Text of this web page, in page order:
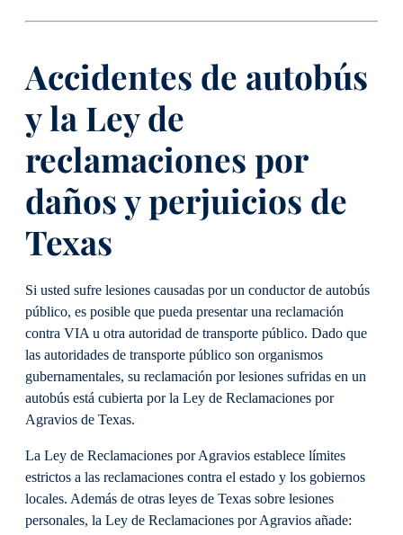
Accidentes de autobús
y la Ley de
reclamaciones por
daños y perjuicios de
Texas
Si usted sufre lesiones causadas por un conductor de autobús
público, es posible que pueda presentar una reclamación
contra VIA u otra autoridad de transporte público. Dado que
las autoridades de transporte público son organismos
gubernamentales, su reclamación por lesiones sufridas en un
autobús está cubierta por la Ley de Reclamaciones por
Agravios de Texas.
La Ley de Reclamaciones por Agravios establece límites
estrictos a las reclamaciones contra el estado y los gobiernos
locales. Además de otras leyes de Texas sobre lesiones
personales, la Ley de Reclamaciones por Agravios añade: